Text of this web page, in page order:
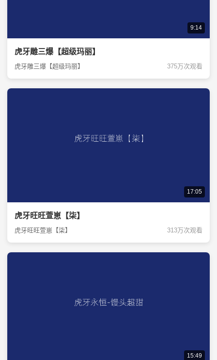
9:14
虎牙雕三爆【超级玛丽】
虎牙雕三爆【超级玛丽】 375万次观看
17:05
虎牙旺旺萱崽【柒】
虎牙旺旺萱崽【柒】 313万次观看
15:49